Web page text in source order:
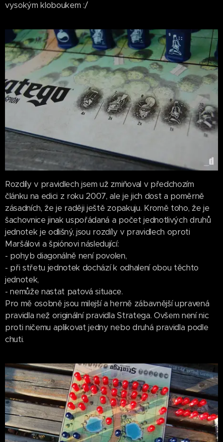
vysokým kloboukem :/
Rozdíly v pravidlech jsem už zmiňoval v předchozím
článku na edici z roku 2007, ale je jich dost a poměrně
zásadních, že je raději ještě zopakuju. Kromě toho, že je
šachovnice jinak uspořádaná a počet jednotlivých druhů
jednotek je odlišný, jsou rozdíly v pravidlech oproti
Maršálovi a špiónovi následující:
- pohyb diagonálně není povolen,
- při střetu jednotek dochází k odhalení obou těchto
jednotek,
- nemůže nastat patová situace.
Pro mě osobně jsou milejší a herně zábavnější upravená
pravidla než originální pravidla Stratega. Ovšem není nic
proti ničemu aplikovat jedny nebo druhá pravidla podle
chuti.